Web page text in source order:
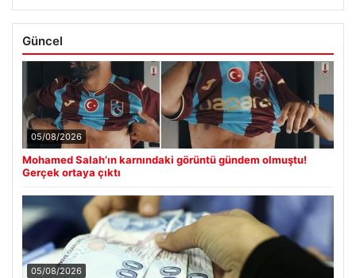
Güncel
05/08/2026
Mohamed Salah’ın karnındaki görüntü gündem olmuştu!
Gerçek ortaya çıktı
05/08/2026